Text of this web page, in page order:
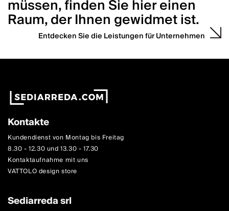
müssen, finden Sie hier einen
Raum, der Ihnen gewidmet ist.
Entdecken Sie die Leistungen für Unternehmen
Kontakte
Kundendienst von Montag bis Freitag
8.30 - 12.30 und 13.30 - 17.30
Kontaktaufnahme mit uns
VATTOLO design store
Sediarreda srl